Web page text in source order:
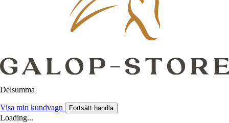
Delsumma
Visa min kundvagn Fortsätt handla
Loading...